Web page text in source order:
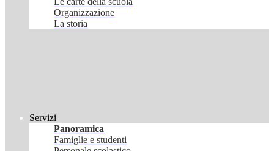
Organizzazione
La storia
Servizi
Panoramica
Famiglie e studenti